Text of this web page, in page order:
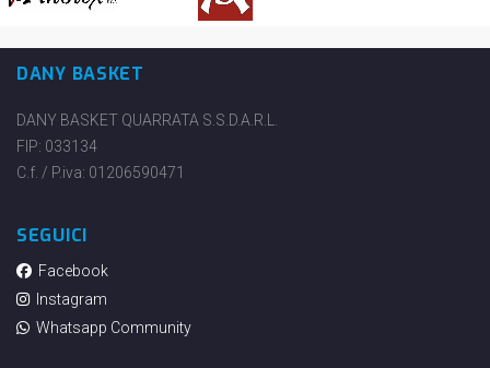
DANY BASKET
DANY BASKET QUARRATA S.S.D.A.R.L.
FIP: 033134
C.f. / P.iva: 01206590471
SEGUICI
Facebook
Instagram
Whatsapp Community